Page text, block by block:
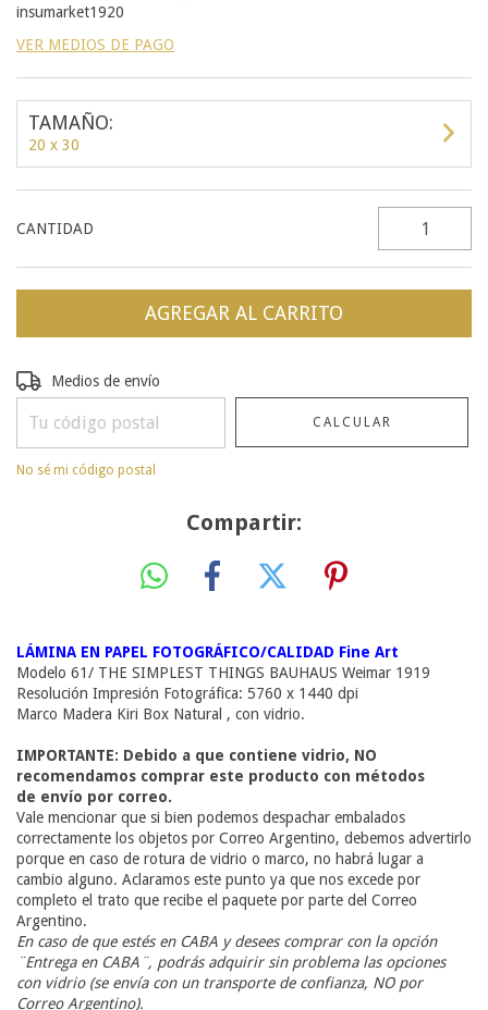
insumarket1920
VER MEDIOS DE PAGO
TAMAÑO:
20 x 30
CANTIDAD
Entregas para el CP:
Medios de envío
CALCULAR
No sé mi código postal
Compartir:
LÁMINA EN PAPEL FOTOGRÁFICO/CALIDAD Fine Art
Modelo 61/ THE SIMPLEST THINGS BAUHAUS Weimar 1919
Resolución Impresión Fotográfica: 5760 x 1440 dpi
Marco Madera Kiri Box Natural , con vidrio.
IMPORTANTE: Debido a que contiene vidrio, NO
recomendamos comprar este producto con métodos
de envío por correo.
Vale mencionar que si bien podemos despachar embalados
correctamente los objetos por Correo Argentino, debemos advertirlo
porque en caso de rotura de vidrio o marco, no habrá lugar a
cambio alguno. Aclaramos este punto ya que nos excede por
completo el trato que recibe el paquete por parte del Correo
Argentino.
En caso de que estés en CABA y desees comprar con la opción
¨Entrega en CABA¨, podrás adquirir sin problema las opciones
con vidrio (se envía con un transporte de confianza, NO por
Correo Argentino).